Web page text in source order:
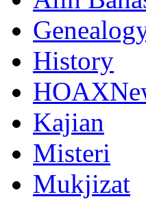
History
Kajian
Misteri
Mukjizat